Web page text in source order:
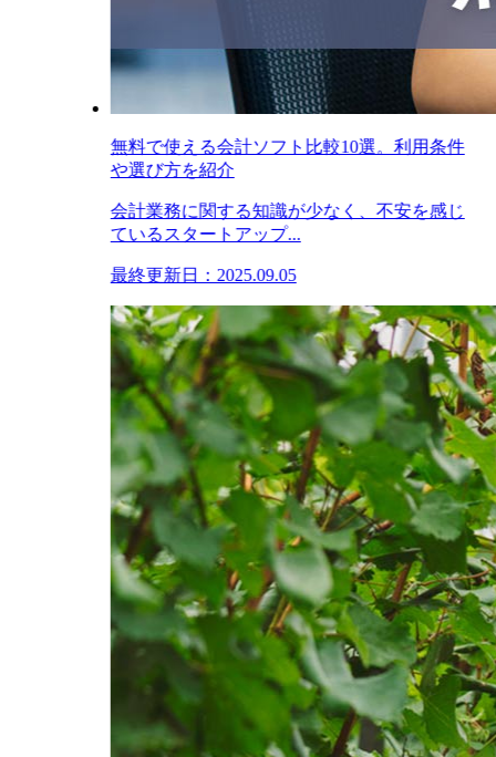
無料で使える会計ソフト比較10選。利用条件
や選び方を紹介
会計業務に関する知識が少なく、不安を感じ
ているスタートアップ...
最終更新日：2025.09.05